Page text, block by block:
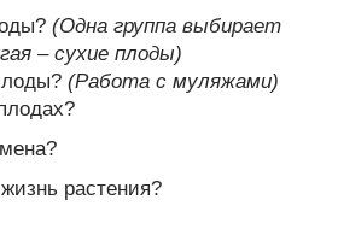
(Одна группа выбирает
– сухие плоды)
(Работа с муляжами)
растения?